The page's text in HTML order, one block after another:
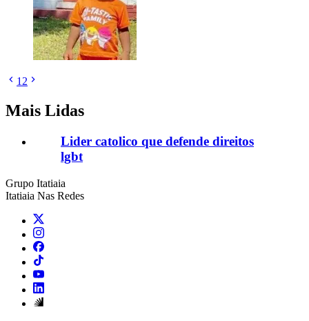
1 2
Mais Lidas
Lider catolico que defende direitos
lgbt
Grupo Itatiaia
Itatiaia Nas Redes